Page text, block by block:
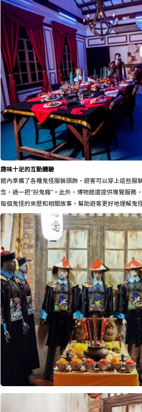
趣味十足的互動體驗
館內準備了各種鬼怪服裝頭飾，遊客可以穿上這些服
念，過一把“扮鬼癮”。此外，博物館還提供導覽服務
每個鬼怪的來歷和相關故事，幫助遊客更好地理解鬼